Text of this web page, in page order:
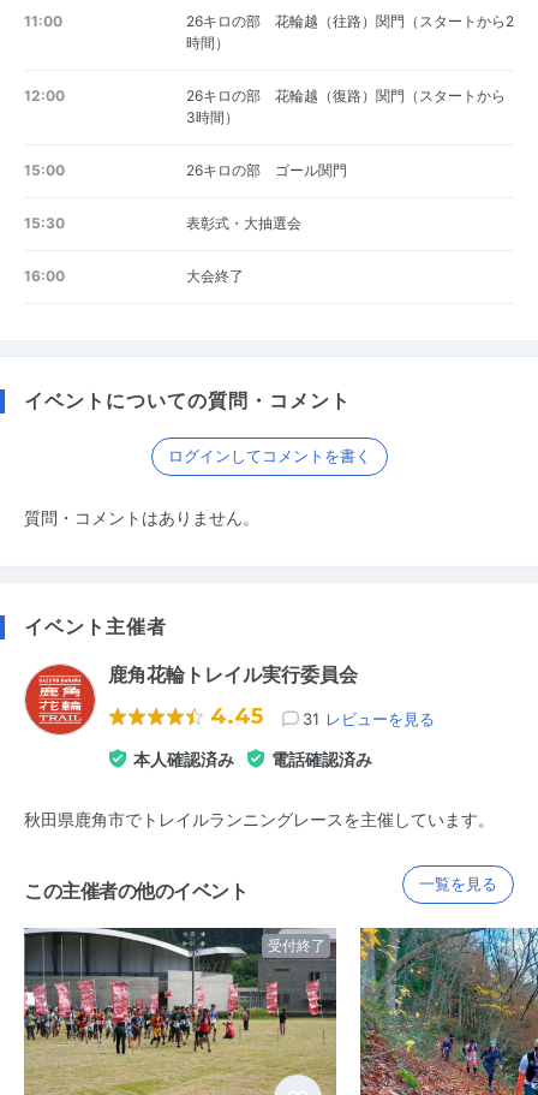
11:00
26キロの部 花輪越（往路）関門（スタートから2
時間）
12:00
26キロの部 花輪越（復路）関門（スタートから
3時間）
15:00 26キロの部 ゴール関門
15:30 表彰式・大抽選会
16:00 大会終了
イベントについての質問・コメント
ログインしてコメントを書く
質問・コメントはありません。
イベント主催者
鹿角花輪トレイル実行委員会
4.45 31 レビューを見る
本人確認済み 電話確認済み
秋田県鹿角市でトレイルランニングレースを主催しています。
この主催者の他のイベント 一覧を見る
受付終了